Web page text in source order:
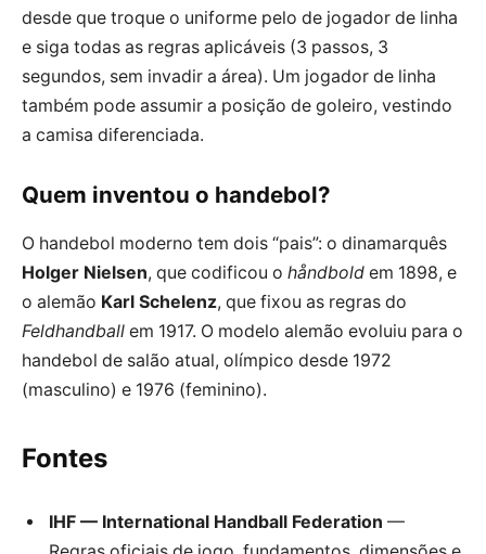
desde que troque o uniforme pelo de jogador de linha
e siga todas as regras aplicáveis (3 passos, 3
segundos, sem invadir a área). Um jogador de linha
também pode assumir a posição de goleiro, vestindo
a camisa diferenciada.
Quem inventou o handebol?
O handebol moderno tem dois “pais”: o dinamarquês
Holger Nielsen, que codificou o håndbold em 1898, e
o alemão Karl Schelenz, que fixou as regras do
Feldhandball em 1917. O modelo alemão evoluiu para o
handebol de salão atual, olímpico desde 1972
(masculino) e 1976 (feminino).
Fontes
IHF — International Handball Federation —